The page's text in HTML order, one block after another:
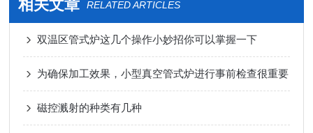
相关文章 RELATED ARTICLES
双温区管式炉这几个操作小妙招你可以掌握一下
为确保加工效果，小型真空管式炉进行事前检查很重要
磁控溅射的种类有几种